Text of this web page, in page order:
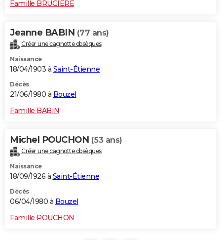
Famille BRUGIERE
Jeanne BABIN (77 ans)
Créer une cagnotte obsèques
Naissance
18/04/1903 à Saint-Étienne
Décès
21/06/1980 à Bouzel
Famille BABIN
Michel POUCHON (53 ans)
Créer une cagnotte obsèques
Naissance
18/09/1926 à Saint-Étienne
Décès
06/04/1980 à Bouzel
Famille POUCHON